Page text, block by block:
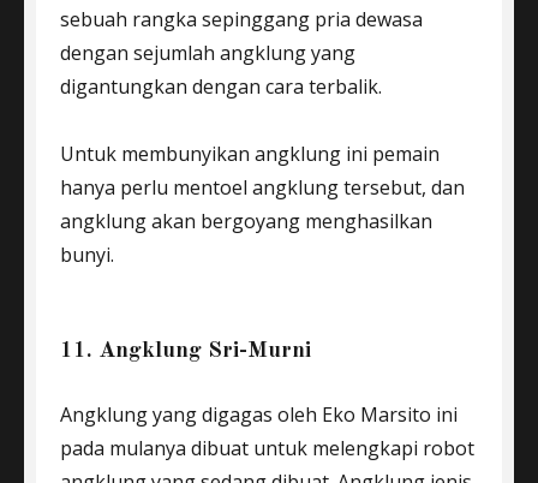
sebuah rangka sepinggang pria dewasa
dengan sejumlah angklung yang
digantungkan dengan cara terbalik.
Untuk membunyikan angklung ini pemain
hanya perlu mentoel angklung tersebut, dan
angklung akan bergoyang menghasilkan
bunyi.
11. Angklung Sri-Murni
Angklung yang digagas oleh Eko Marsito ini
pada mulanya dibuat untuk melengkapi robot